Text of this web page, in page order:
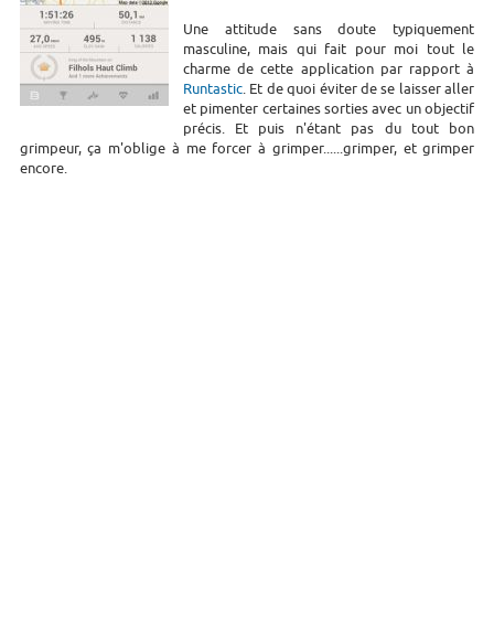
Une attitude sans doute typiquement
masculine, mais qui fait pour moi tout le
charme de cette application par rapport à
Runtastic. Et de quoi éviter de se laisser aller
et pimenter certaines sorties avec un objectif
précis. Et puis n'étant pas du tout bon
grimpeur, ça m'oblige à me forcer à grimper......grimper, et grimper
encore.